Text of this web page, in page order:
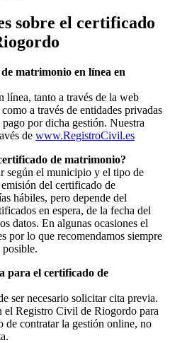
sobre el certificado
matrimonio en línea en
línea, tanto a través de la web
a través de entidades privadas
por dicha gestión. Nuestra
de www.RegistroCivil.es
de matrimonio?
según el municipio y el tipo de
del certificado de
hábiles, pero depende del
en espera, de la fecha del
datos. En algunas ocasiones el
por lo que recomendamos siempre
para el certificado de
ser necesario solicitar cita previa.
el Registro Civil de Riogordo para
de contratar la gestión online, no